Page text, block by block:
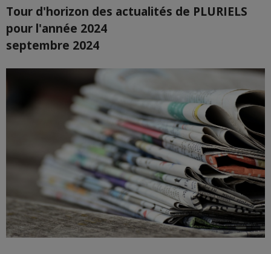
Tour d'horizon des actualités de PLURIELS
pour l'année 2024
septembre 2024